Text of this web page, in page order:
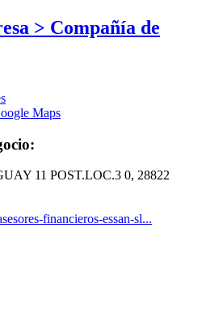
> Compañía de
Maps
11 POST.LOC.3 0, 28822
financieros-essan-sl...